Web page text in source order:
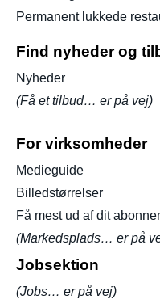
Permanent lukkede
Find nyheder og
Nyheder
(Få et tilbud… er på vej)
For virksomheder
Medieguide
Billedstørrelser
Få mest ud af dit
(Markedsplads… er på
Jobsektion
(Jobs… er på vej)